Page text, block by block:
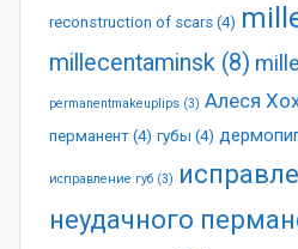
reconstruction of scars (4)
millecentaminsk (8)
permanentmakeuplips (3) Алеся
перманент (4) губы (4)
исправление губ (3)
неудачного